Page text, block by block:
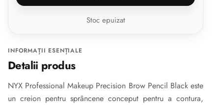
Stoc epuizat
INFORMAȚII ESENȚIALE
Detalii produs
NYX Professional Makeup Precision Brow Pencil Black este
un creion pentru sprâncene conceput pentru a contura,